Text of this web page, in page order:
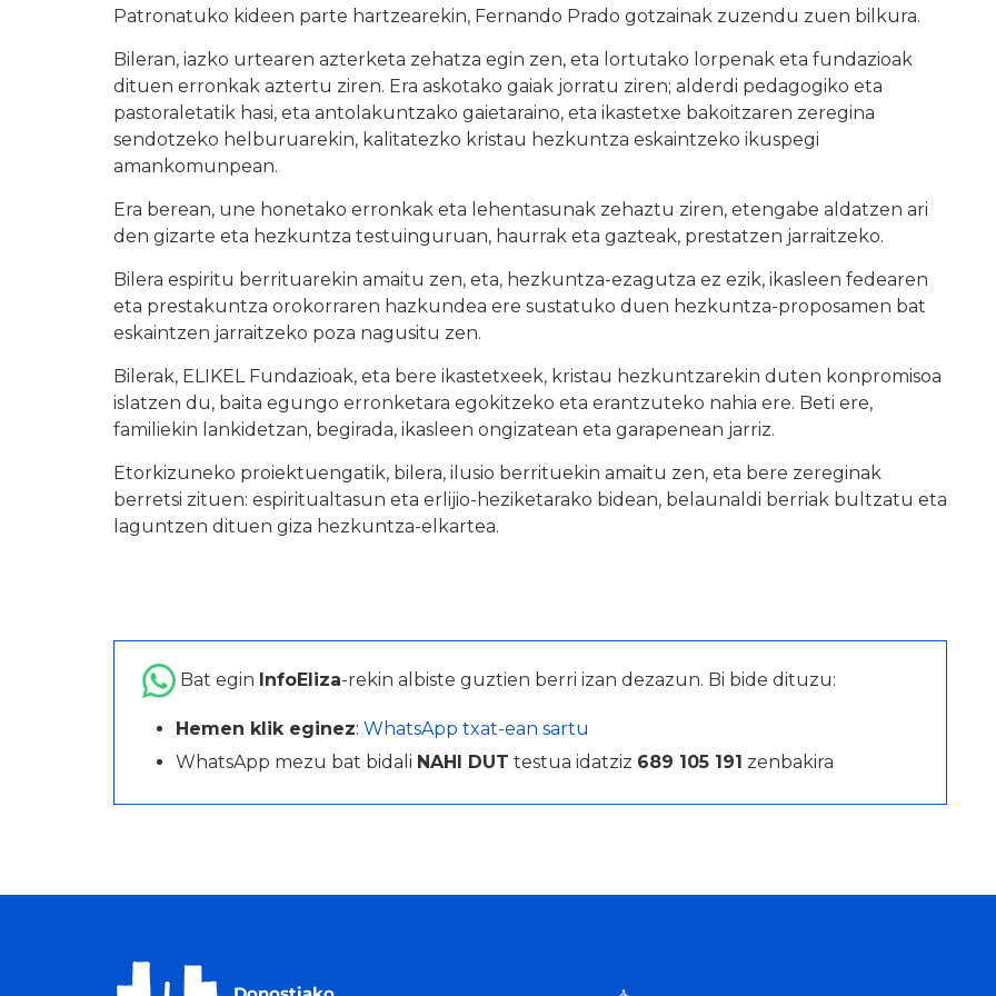
Patronatuko kideen parte hartzearekin, Fernando Prado gotzainak zuzendu zuen bilkura.
Bileran, iazko urtearen azterketa zehatza egin zen, eta lortutako lorpenak eta fundazioak
dituen erronkak aztertu ziren. Era askotako gaiak jorratu ziren; alderdi pedagogiko eta
pastoraletatik hasi, eta antolakuntzako gaietaraino, eta ikastetxe bakoitzaren zeregina
sendotzeko helburuarekin, kalitatezko kristau hezkuntza eskaintzeko ikuspegi
amankomunpean.
Era berean, une honetako erronkak eta lehentasunak zehaztu ziren, etengabe aldatzen ari
den gizarte eta hezkuntza testuinguruan, haurrak eta gazteak, prestatzen jarraitzeko.
Bilera espiritu berrituarekin amaitu zen, eta, hezkuntza-ezagutza ez ezik, ikasleen fedearen
eta prestakuntza orokorraren hazkundea ere sustatuko duen hezkuntza-proposamen bat
eskaintzen jarraitzeko poza nagusitu zen.
Bilerak, ELIKEL Fundazioak, eta bere ikastetxeek, kristau hezkuntzarekin duten konpromisoa
islatzen du, baita egungo erronketara egokitzeko eta erantzuteko nahia ere. Beti ere,
familiekin lankidetzan, begirada, ikasleen ongizatean eta garapenean jarriz.
Etorkizuneko proiektuengatik, bilera, ilusio berrituekin amaitu zen, eta bere zereginak
berretsi zituen: espiritualtasun eta erlijio-heziketarako bidean, belaunaldi berriak bultzatu eta
laguntzen dituen giza hezkuntza-elkartea.
Bat egin InfoEliza-rekin albiste guztien berri izan dezazun. Bi bide dituzu:
Hemen klik eginez: WhatsApp txat-ean sartu
WhatsApp mezu bat bidali NAHI DUT testua idatziz 689 105 191 zenbakira